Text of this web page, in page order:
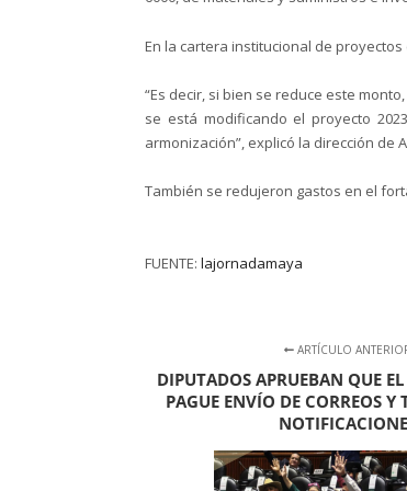
En la cartera institucional de proyectos
“Es decir, si bien se reduce este
se está modificando el proyecto
armonización”, explicó la dirección de
También se redujeron gastos en el
FUENTE: lajornadamaya
ARTÍCULO
DIPUTADOS APRUEBAN QUE
PAGUE ENVÍO DE CORREOS Y